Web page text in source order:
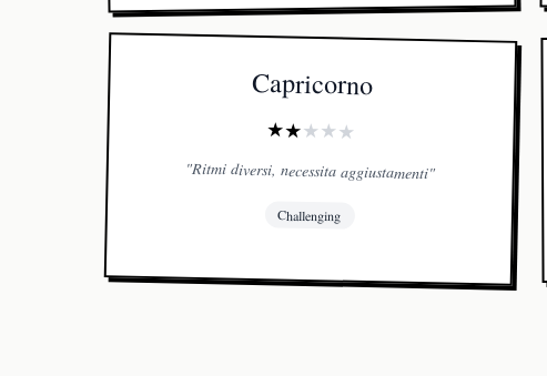
Capricorno
★★★★★
"Ritmi diversi, necessita aggiustamenti"
Challenging